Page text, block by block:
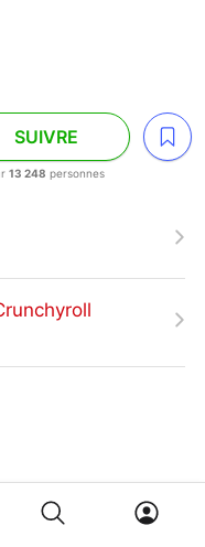
SUIVRE
13 248 personnes